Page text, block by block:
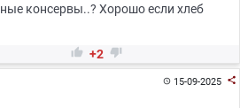
консервы..? Хорошо если хлеб
 +2 
15-09-2025 